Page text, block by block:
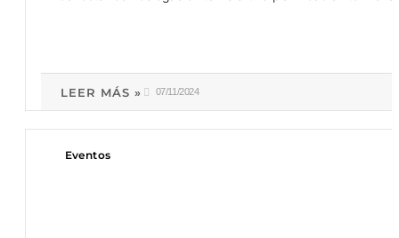
LEER MÁS » 07/11/2024
Eventos